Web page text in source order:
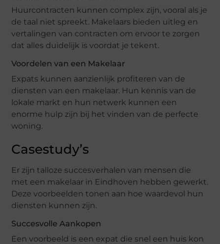
Huurcontracten kunnen complex zijn, vooral als je
de taal niet spreekt. Makelaars bieden uitleg en
vertalingen van contracten om ervoor te zorgen
dat alles duidelijk is voordat je tekent.
Voordelen van een Makelaar
Expats kunnen aanzienlijk profiteren van de
diensten van een makelaar. Hun kennis van de
lokale markt en hun netwerk kunnen een
enorme hulp zijn bij het vinden van de perfecte
woning.
Casestudy’s
Er zijn talloze succesverhalen van mensen die
met een makelaar in Eindhoven hebben gewerkt.
Deze voorbeelden tonen aan hoe waardevol hun
diensten kunnen zijn.
Succesvolle Aankopen
Een voorbeeld is een expat die snel een huis kon